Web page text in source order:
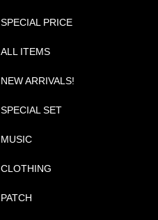
SPECIAL PRICE
ALL ITEMS
NEW ARRIVALS!
SPECIAL SET
MUSIC
CLOTHING
PATCH